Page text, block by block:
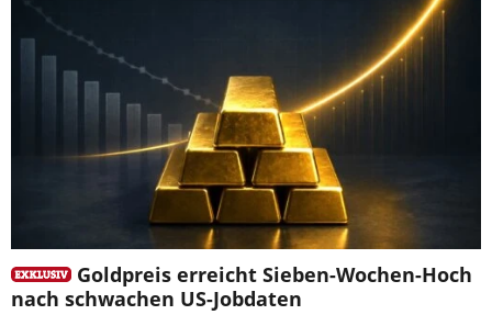
Goldpreis erreicht Sieben-Wochen-Hoch
nach schwachen US-Jobdaten